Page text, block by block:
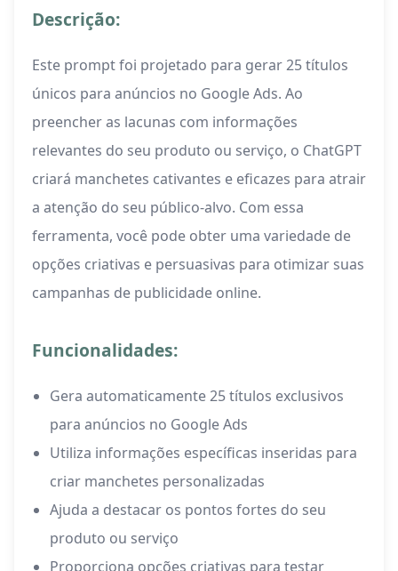
Descrição:
Este prompt foi projetado para gerar 25 títulos
únicos para anúncios no Google Ads. Ao
preencher as lacunas com informações
relevantes do seu produto ou serviço, o ChatGPT
criará manchetes cativantes e eficazes para atrair
a atenção do seu público-alvo. Com essa
ferramenta, você pode obter uma variedade de
opções criativas e persuasivas para otimizar suas
campanhas de publicidade online.
Funcionalidades:
Gera automaticamente 25 títulos exclusivos
para anúncios no Google Ads
Utiliza informações específicas inseridas para
criar manchetes personalizadas
Ajuda a destacar os pontos fortes do seu
produto ou serviço
Proporciona opções criativas para testar